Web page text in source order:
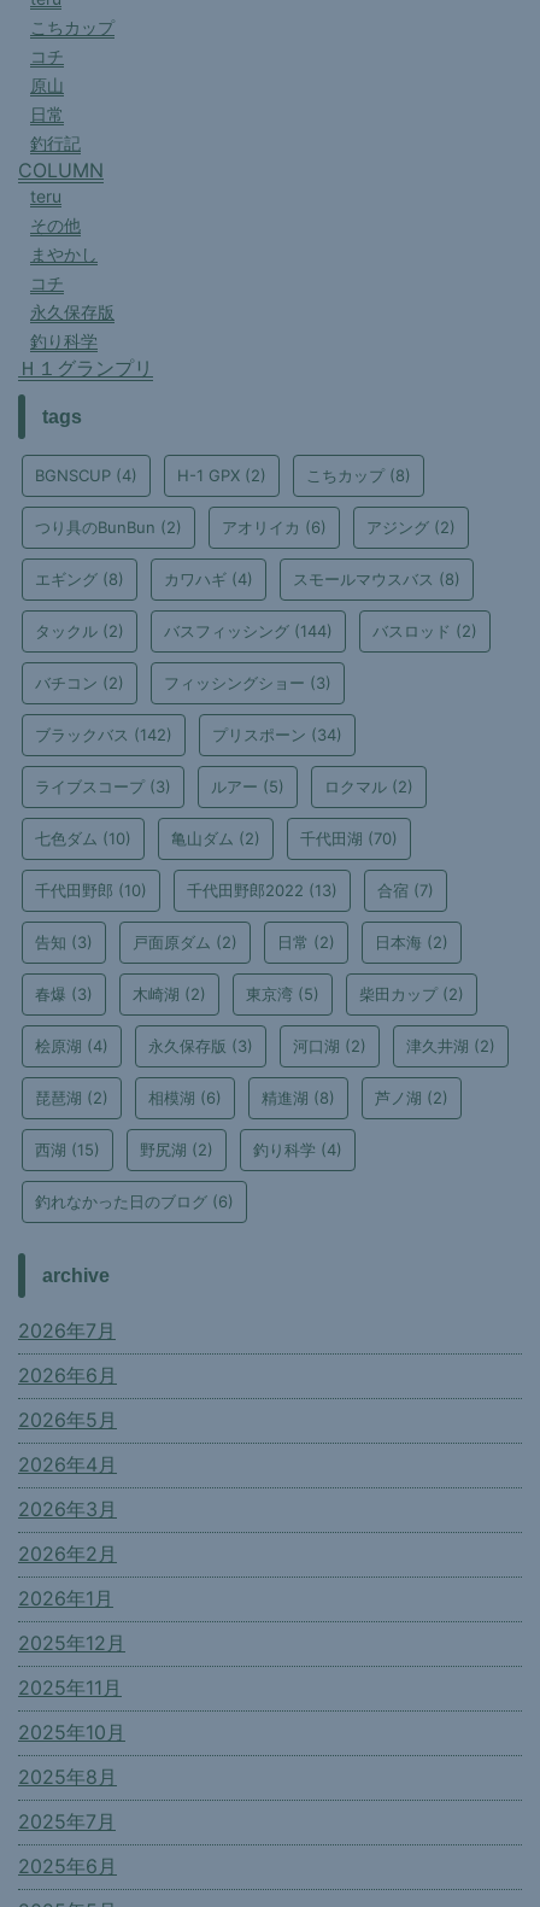
こちカップ
コチ
原山
日常
釣行記
COLUMN
teru
その他
まやかし
コチ
永久保存版
釣り科学
Ｈ１グランプリ
tags
BGNSCUP (4) H-1 GPX (2) こちカップ (8)
つり具のBunBun (2) アオリイカ (6) アジング (2)
エギング (8) カワハギ (4) スモールマウスバス (8)
タックル (2) バスフィッシング (144) バスロッド (2)
バチコン (2) フィッシングショー (3)
ブラックバス (142) プリスポーン (34)
ライブスコープ (3) ルアー (5) ロクマル (2)
七色ダム (10) 亀山ダム (2) 千代田湖 (70)
千代田野郎 (10) 千代田野郎2022 (13) 合宿 (7)
告知 (3) 戸面原ダム (2) 日常 (2) 日本海 (2)
春爆 (3) 木崎湖 (2) 東京湾 (5) 柴田カップ (2)
桧原湖 (4) 永久保存版 (3) 河口湖 (2) 津久井湖 (2)
琵琶湖 (2) 相模湖 (6) 精進湖 (8) 芦ノ湖 (2)
西湖 (15) 野尻湖 (2) 釣り科学 (4)
釣れなかった日のブログ (6)
archive
2026年7月
2026年6月
2026年5月
2026年4月
2026年3月
2026年2月
2026年1月
2025年12月
2025年11月
2025年10月
2025年8月
2025年7月
2025年6月